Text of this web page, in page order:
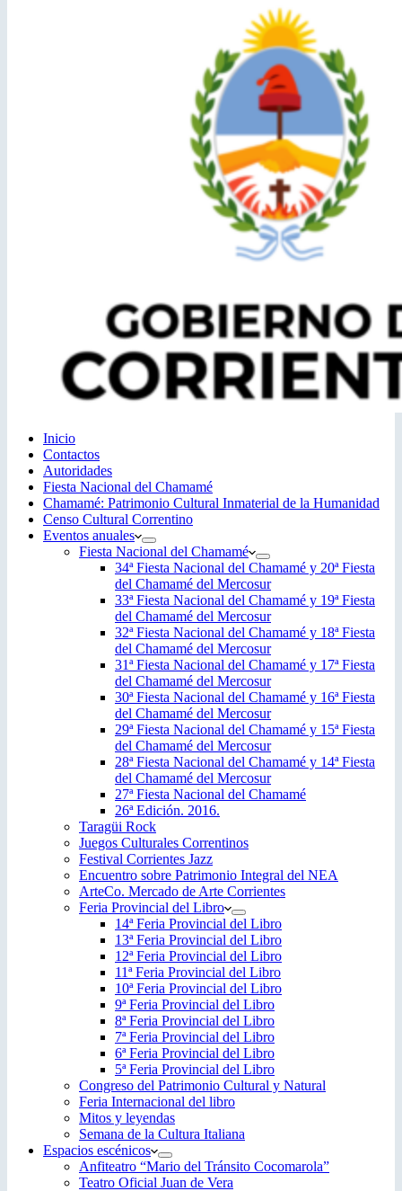
Inicio
Contactos
Autoridades
Fiesta Nacional del Chamamé
Chamamé: Patrimonio Cultural Inmaterial de la Humanidad
Censo Cultural Correntino
Eventos anuales
Fiesta Nacional del Chamamé
34ª Fiesta Nacional del Chamamé y 20ª Fiesta
del Chamamé del Mercosur
33ª Fiesta Nacional del Chamamé y 19ª Fiesta
del Chamamé del Mercosur
32ª Fiesta Nacional del Chamamé y 18ª Fiesta
del Chamamé del Mercosur
31ª Fiesta Nacional del Chamamé y 17ª Fiesta
del Chamamé del Mercosur
30ª Fiesta Nacional del Chamamé y 16ª Fiesta
del Chamamé del Mercosur
29ª Fiesta Nacional del Chamamé y 15ª Fiesta
del Chamamé del Mercosur
28ª Fiesta Nacional del Chamamé y 14ª Fiesta
del Chamamé del Mercosur
27ª Fiesta Nacional del Chamamé
26ª Edición. 2016.
Taragüi Rock
Juegos Culturales Correntinos
Festival Corrientes Jazz
Encuentro sobre Patrimonio Integral del NEA
ArteCo. Mercado de Arte Corrientes
Feria Provincial del Libro
14ª Feria Provincial del Libro
13ª Feria Provincial del Libro
12ª Feria Provincial del Libro
11ª Feria Provincial del Libro
10ª Feria Provincial del Libro
9ª Feria Provincial del Libro
8ª Feria Provincial del Libro
7ª Feria Provincial del Libro
6ª Feria Provincial del Libro
5ª Feria Provincial del Libro
Congreso del Patrimonio Cultural y Natural
Feria Internacional del libro
Mitos y leyendas
Semana de la Cultura Italiana
Espacios escénicos
Anfiteatro “Mario del Tránsito Cocomarola”
Teatro Oficial Juan de Vera